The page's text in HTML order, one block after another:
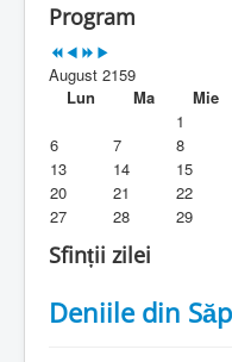
Duhovnicesti
Servicii religioase
Alte legaturi
Biblioteca Parohiei
Foaia Parohiei
Activitati copii si
Program
August 2159
Lun
Ma Mie
1
6
7 8
13
14 15
20
21 22
27
28 29
Sfinții zilei
Deniile din